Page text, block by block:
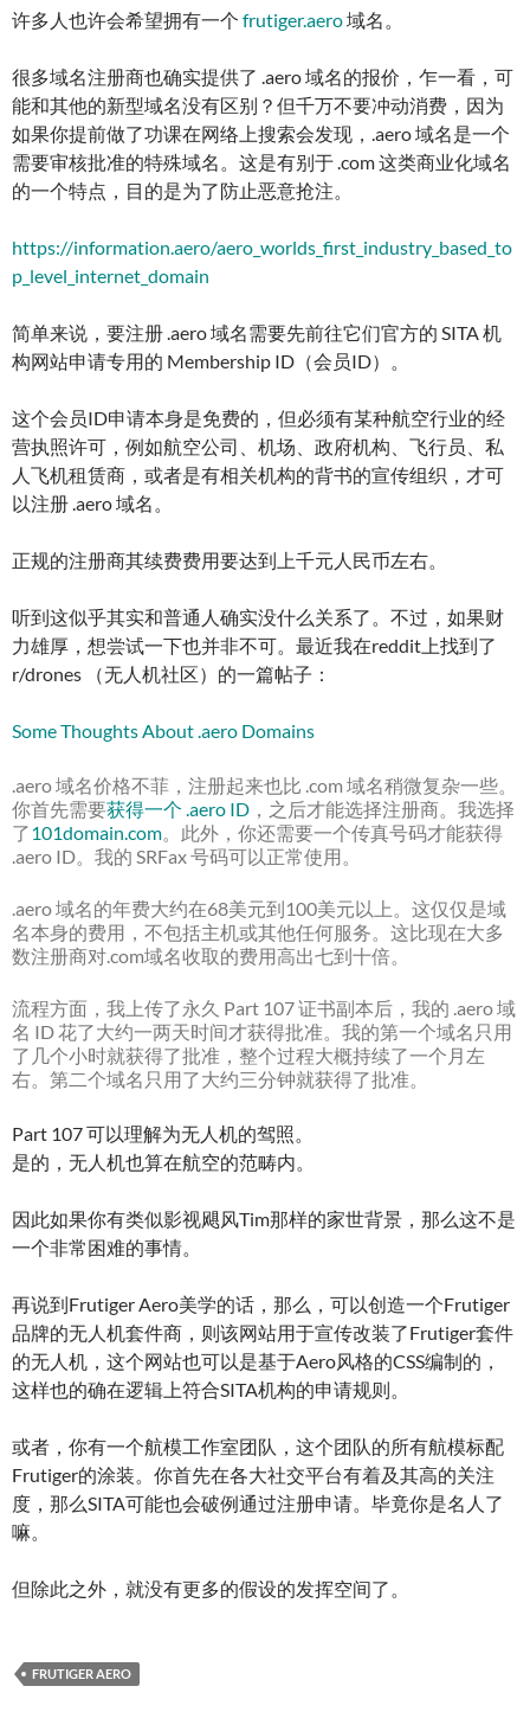
许多人也许会希望拥有一个 frutiger.aero域名。
很多域名注册商也确实提供了 .aero 域名的报价，乍一看，可
能和其他的新型域名没有区别？但千万不要冲动消费，因为
如果你提前做了功课在网络上搜索会发现，.aero 域名是一个
需要审核批准的特殊域名。这是有别于 .com 这类商业化域名
的一个特点，目的是为了防止恶意抢注。
https://information.aero/aero_worlds_first_industry_based_to
p_level_internet_domain
简单来说，要注册 .aero 域名需要先前往它们官方的 SITA 机
构网站申请专用的 Membership ID（会员ID）。
这个会员ID申请本身是免费的，但必须有某种航空行业的经
营执照许可，例如航空公司、机场、政府机构、飞行员、私
人飞机租赁商，或者是有相关机构的背书的宣传组织，才可
以注册 .aero 域名。
正规的注册商其续费费用要达到上千元人民币左右。
听到这似乎其实和普通人确实没什么关系了。不过，如果财
力雄厚，想尝试一下也并非不可。最近我在reddit上找到了
r/drones （无人机社区）的一篇帖子：
Some Thoughts About .aero Domains
.aero 域名价格不菲，注册起来也比 .com 域名稍微复杂一些。
你首先需要获得一个 .aero ID ，之后才能选择注册商。我选择
了101domain.com 。此外，你还需要一个传真号码才能获得
.aero ID。我的 SRFax 号码可以正常使用。
.aero 域名的年费大约在68美元到100美元以上。这仅仅是域
名本身的费用，不包括主机或其他任何服务。这比现在大多
数注册商对.com域名收取的费用高出七到十倍。
流程方面，我上传了永久 Part 107 证书副本后，我的 .aero 域
名 ID 花了大约一两天时间才获得批准。我的第一个域名只用
了几个小时就获得了批准，整个过程大概持续了一个月左
右。第二个域名只用了大约三分钟就获得了批准。
Part 107 可以理解为无人机的驾照。
是的，无人机也算在航空的范畴内。
因此如果你有类似影视飓风Tim那样的家世背景，那么这不是
一个非常困难的事情。
再说到Frutiger Aero美学的话，那么，可以创造一个Frutiger
品牌的无人机套件商，则该网站用于宣传改装了Frutiger套件
的无人机，这个网站也可以是基于Aero风格的CSS编制的，
这样也的确在逻辑上符合SITA机构的申请规则。
或者，你有一个航模工作室团队，这个团队的所有航模标配
Frutiger的涂装。你首先在各大社交平台有着及其高的关注
度，那么SITA可能也会破例通过注册申请。毕竟你是名人了
嘛。
但除此之外，就没有更多的假设的发挥空间了。
FRUTIGER AERO